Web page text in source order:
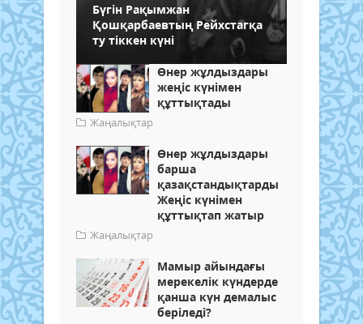
Бүгін Рақымжан
Қошқарбаевтың Рейхстагқа
ту тіккен күні
Өнер жұлдыздары
жеңіс күнімен
құттықтады
Жаңалықтар
Өнер жұлдыздары
барша
қазақстандықтарды
Жеңіс күнімен
құттықтап жатыр
Жаңалықтар
Мамыр айындағы
мерекелік күндерде
қанша күн демалыс
беріледі?